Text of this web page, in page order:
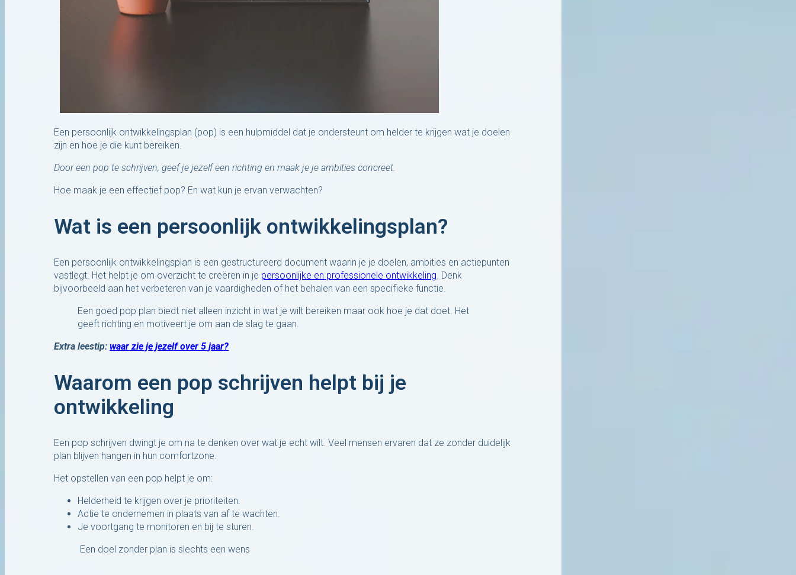
Een persoonlijk ontwikkelingsplan (pop) is een hulpmiddel dat je ondersteunt om helder te krijgen wat je doelen
zijn en hoe je die kunt bereiken.
Door een pop te schrijven, geef je jezelf een richting en maak je je ambities concreet.
Hoe maak je een effectief pop? En wat kun je ervan verwachten?
Wat is een persoonlijk ontwikkelingsplan?
Een persoonlijk ontwikkelingsplan is een gestructureerd document waarin je je doelen, ambities en actiepunten
vastlegt. Het helpt je om overzicht te creëren in je persoonlijke en professionele ontwikkeling. Denk
bijvoorbeeld aan het verbeteren van je vaardigheden of het behalen van een specifieke functie.
Een goed pop plan biedt niet alleen inzicht in wat je wilt bereiken maar ook hoe je dat doet. Het
geeft richting en motiveert je om aan de slag te gaan.
Extra leestip: waar zie je jezelf over 5 jaar?
Waarom een pop schrijven helpt bij je
ontwikkeling
Een pop schrijven dwingt je om na te denken over wat je echt wilt. Veel mensen ervaren dat ze zonder duidelijk
plan blijven hangen in hun comfortzone.
Het opstellen van een pop helpt je om:
Helderheid te krijgen over je prioriteiten.
Actie te ondernemen in plaats van af te wachten.
Je voortgang te monitoren en bij te sturen.
Een doel zonder plan is slechts een wens